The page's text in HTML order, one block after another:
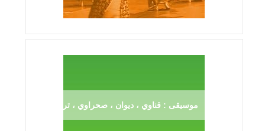
موسيقى : قناوي ، ديوان ، صحراوي ، ترڨية